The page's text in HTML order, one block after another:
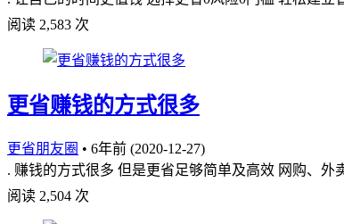
阅读 2,583 次
更省赚钱的方式很多
更省朋友圈 • 6年前 (2020-12-27)
. 赚钱的方式很多 但是更省足够简单及高效 网购、外
阅读 2,504 次